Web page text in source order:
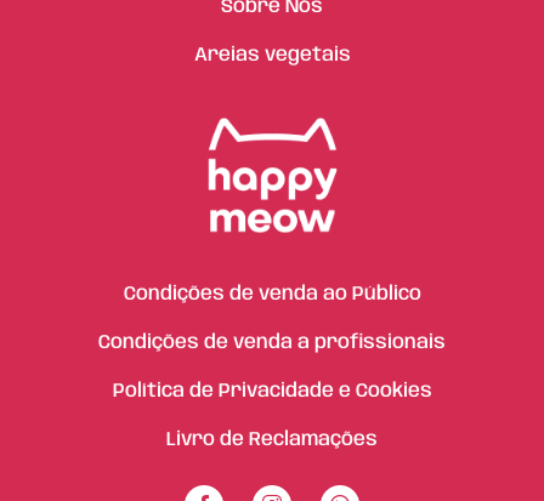
Sobre Nós
Areias vegetais
Condições de venda ao Público
Condições de venda a profissionais
Política de Privacidade e Cookies
Livro de Reclamações